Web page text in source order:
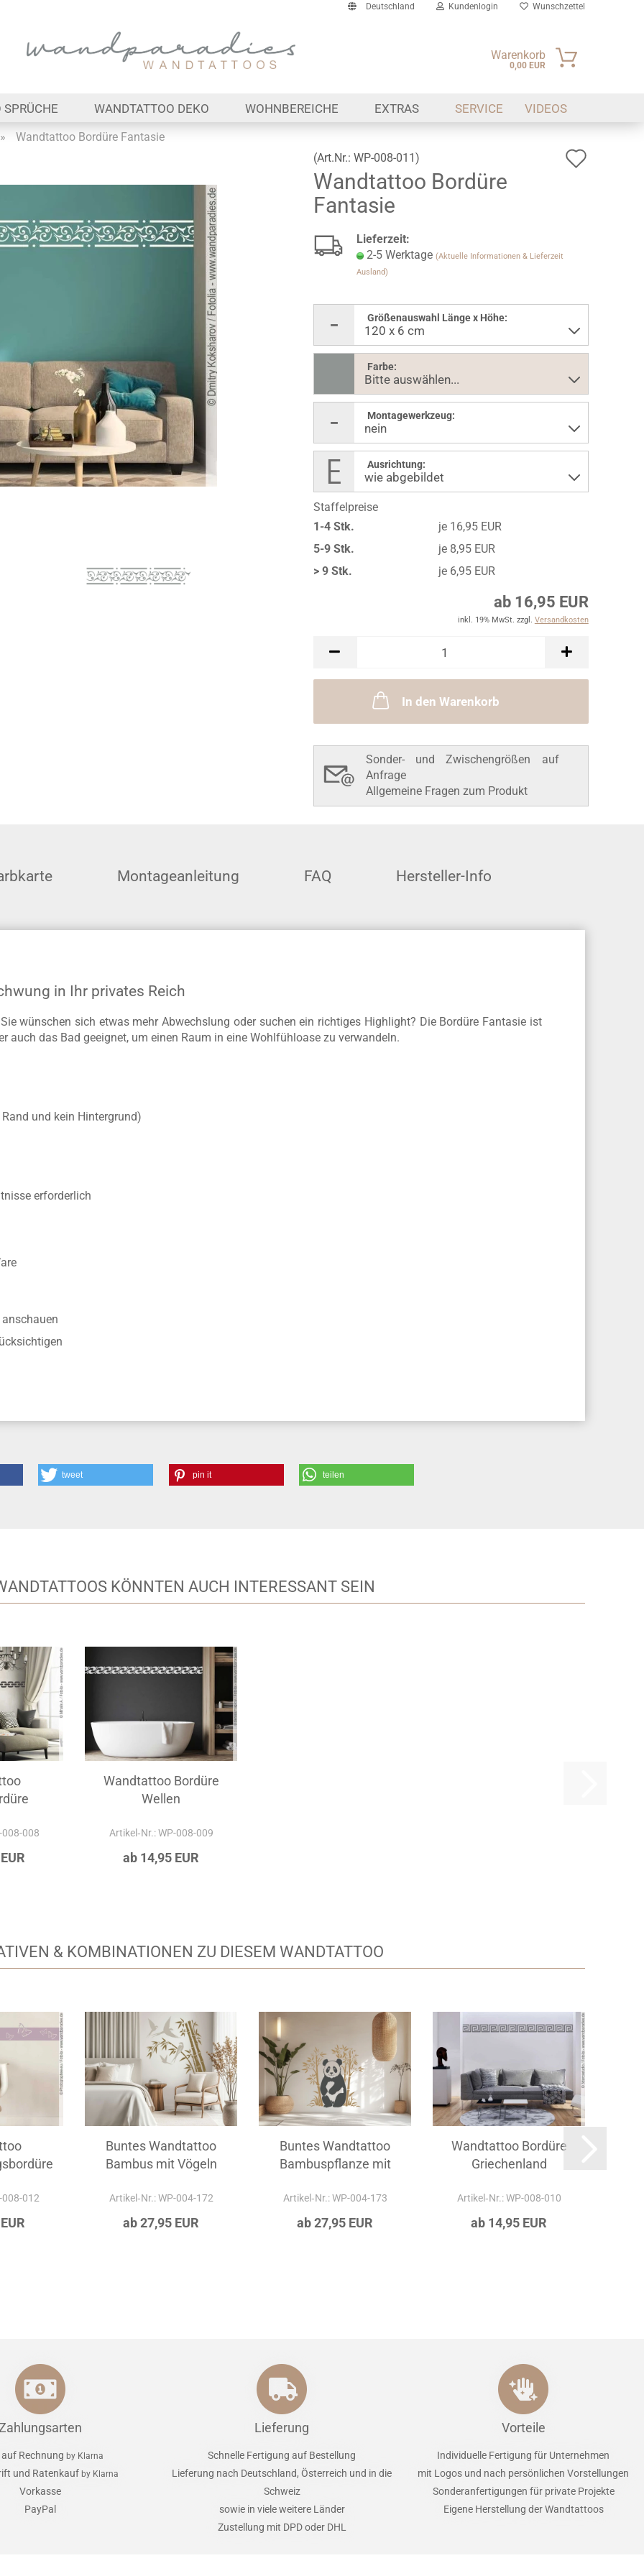
Deutschland
Lieferland
Kundenlogin
Passwort
Konto erstellen
Wunschzettel
Warenkorb
0,00 EUR
WANDTATTOO DEKO WOHNBEREICHE EXTRAS SERVICE VIDEOS
»
Wandtattoo Bordüre Fantasie
(Art.Nr.: WP-008-011)
Wandtattoo Bordüre
Fantasie
Lieferzeit:
2-5 Werktage (Aktuelle Informationen & Lieferzeit
Ausland)
Größenauswahl Länge x Höhe:
Farbe:
Montagewerkzeug:
Ausrichtung:
Staffelpreise
1-4 Stk.
je 16,95 EUR
5-9 Stk.
je 8,95 EUR
> 9 Stk.
je 6,95 EUR
ab 16,95 EUR
inkl. 19% MwSt. zzgl. Versandkosten
In den Warenkorb
Sonder- und Zwischengrößen auf
Anfrage
Allgemeine Fragen zum Produkt
Montageanleitung FAQ Hersteller-Info
in Ihr privates Reich
wünschen sich etwas mehr Abwechslung oder suchen ein richtiges Highlight? Die Bordüre Fantasie ist
auch das Bad geeignet, um einen Raum in eine Wohlfühloase zu verwandeln.
und kein Hintergrund)
erforderlich
anschauen
tweet pin it teilen
KÖNNTEN AUCH INTERESSANT SEIN
008-008
Wandtattoo Bordüre
Wellen
Artikel‑Nr.: WP-008-009
ab 14,95 EUR
& KOMBINATIONEN ZU DIESEM WANDTATTOO
008-012
Buntes Wandtattoo
Bambus mit Vögeln
Artikel‑Nr.: WP-004-172
ab 27,95 EUR
Buntes Wandtattoo
Bambuspflanze mit
Artikel‑Nr.: WP-004-173
ab 27,95 EUR
Wandtattoo Bordüre
Griechenland
Artikel‑Nr.: WP-008-010
ab 14,95 EUR
Zahlungsarten
Rechnung by Klarna
und Ratenkauf by Klarna
Vorkasse
PayPal
Lieferung
Schnelle Fertigung auf Bestellung
Lieferung nach Deutschland, Österreich und in die
Schweiz
sowie in viele weitere Länder
Zustellung mit DPD oder DHL
Vorteile
Individuelle Fertigung für Unternehmen
mit Logos und nach persönlichen Vorstellungen
Sonderanfertigungen für private Projekte
Eigene Herstellung der Wandtattoos